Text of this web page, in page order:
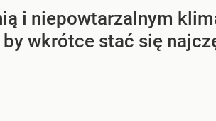
i niepowtarzalnym
wkrótce stać się